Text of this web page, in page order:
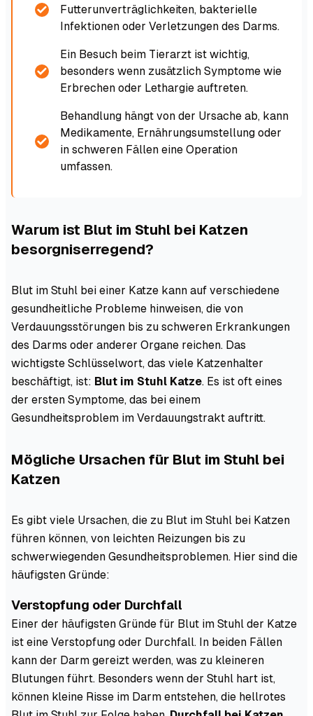
Futterunverträglichkeiten, bakterielle
Infektionen oder Verletzungen des Darms.
Ein Besuch beim Tierarzt ist wichtig,
besonders wenn zusätzlich Symptome wie
Erbrechen oder Lethargie auftreten.
Behandlung hängt von der Ursache ab, kann
Medikamente, Ernährungsumstellung oder
in schweren Fällen eine Operation
umfassen.
Warum ist Blut im Stuhl bei Katzen
besorgniserregend?
Blut im Stuhl bei einer Katze kann auf verschiedene
gesundheitliche Probleme hinweisen, die von
Verdauungsstörungen bis zu schweren Erkrankungen
des Darms oder anderer Organe reichen. Das
wichtigste Schlüsselwort, das viele Katzenhalter
beschäftigt, ist: Blut im Stuhl Katze. Es ist oft eines
der ersten Symptome, das bei einem
Gesundheitsproblem im Verdauungstrakt auftritt.
Mögliche Ursachen für Blut im Stuhl bei
Katzen
Es gibt viele Ursachen, die zu Blut im Stuhl bei Katzen
führen können, von leichten Reizungen bis zu
schwerwiegenden Gesundheitsproblemen. Hier sind die
häufigsten Gründe:
Verstopfung oder Durchfall
Einer der häufigsten Gründe für Blut im Stuhl der Katze
ist eine Verstopfung oder Durchfall. In beiden Fällen
kann der Darm gereizt werden, was zu kleineren
Blutungen führt. Besonders wenn der Stuhl hart ist,
können kleine Risse im Darm entstehen, die hellrotes